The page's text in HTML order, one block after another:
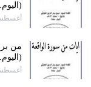
أغسطس 5,
من
أغسطس 3,